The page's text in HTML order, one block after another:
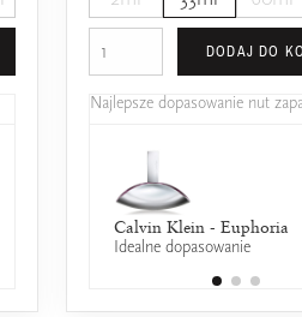
Calvin Klein - Reveal
25% wspólnych nut zapachowych
DODAJ DO
Najlepsze dopasowanie nut
Calvin Klein - Euphoria
Idealne dopasowanie